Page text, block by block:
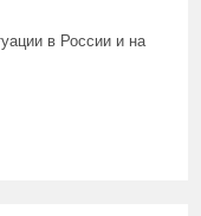
в России и на